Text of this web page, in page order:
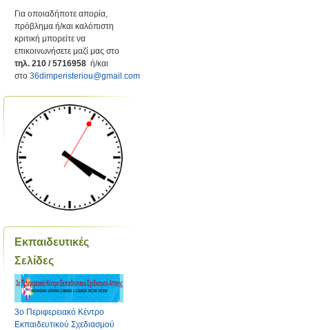
Για οποιαδήποτε απορία,
πρόβλημα ή/και καλόπιστη
κριτική μπορείτε να
επικοινωνήσετε μαζί μας στο
τηλ. 210 / 5716958 ή/και
στο 36dimperisteriou@gmail.com
Εκπαιδευτικές
Σελίδες
3ο Περιφερειακό Κέντρο
Εκπαιδευτικού Σχεδιασμού